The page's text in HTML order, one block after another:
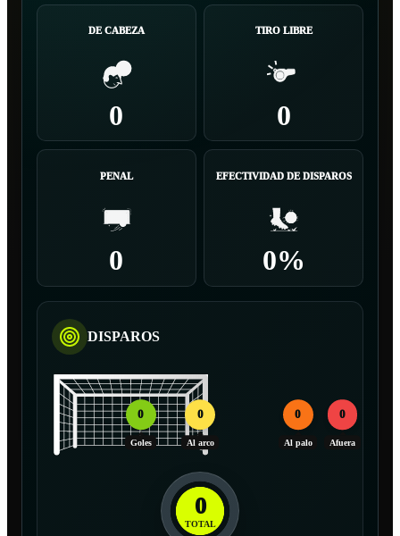
DE CABEZA
0
TIRO LIBRE
0
PENAL
0
EFECTIVIDAD DE DISPAROS
0%
DISPAROS
0
Goles
0
Al arco
0
Al palo
0
Afuera
0
TOTAL